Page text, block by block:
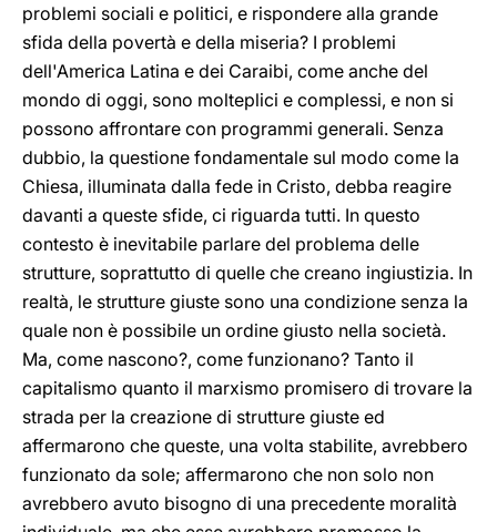
problemi sociali e politici, e rispondere alla grande
sfida della povertà e della miseria? I problemi
dell'America Latina e dei Caraibi, come anche del
mondo di oggi, sono molteplici e complessi, e non si
possono affrontare con programmi generali. Senza
dubbio, la questione fondamentale sul modo come la
Chiesa, illuminata dalla fede in Cristo, debba reagire
davanti a queste sfide, ci riguarda tutti. In questo
contesto è inevitabile parlare del problema delle
strutture, soprattutto di quelle che creano ingiustizia. In
realtà, le strutture giuste sono una condizione senza la
quale non è possibile un ordine giusto nella società.
Ma, come nascono?, come funzionano? Tanto il
capitalismo quanto il marxismo promisero di trovare la
strada per la creazione di strutture giuste ed
affermarono che queste, una volta stabilite, avrebbero
funzionato da sole; affermarono che non solo non
avrebbero avuto bisogno di una precedente moralità